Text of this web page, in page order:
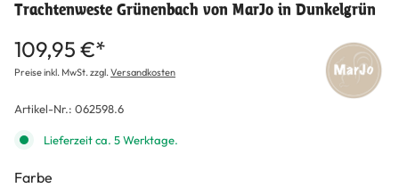
Trachtenweste Grünenbach von MarJo in Dunkelgrün
109,95 €*
Preise inkl. MwSt. zzgl.Versandkosten
Artikel-Nr.: 062598.6
Lieferzeit ca. 5 Werktage.
Farbe